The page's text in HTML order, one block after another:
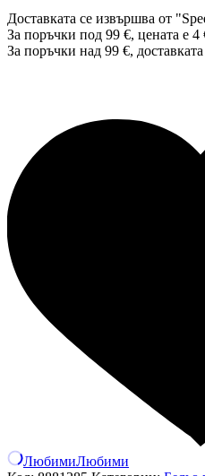
Доставката се извършва от
За поръчки под 99 €, цената е 4
За поръчки над 99 €, доставката
ЛюбимиЛюбими